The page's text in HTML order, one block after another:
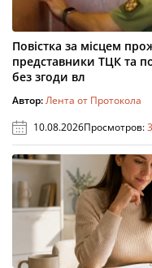
Повістка за місцем
представники ТЦК та
без згоди вл
Автор:Лента от Протокола
10.08.2026Просмотров: